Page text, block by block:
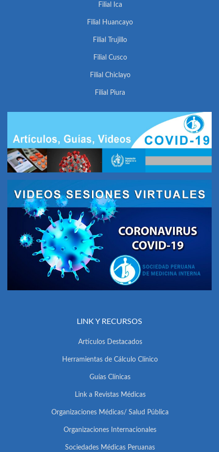
Filial Ica
Filial Huancayo
Filial Trujillo
Filial Cusco
Filial Chiclayo
Filial Piura
LINK Y RECURSOS
Artículos Destacados
Herramientas de Cálculo Clínico
Guías Clínicas
Link a Revistas Médicas
Organizaciones Médicas/ Salud Pública
Organizaciones Internacionales
Sociedades Médicas Peruanas